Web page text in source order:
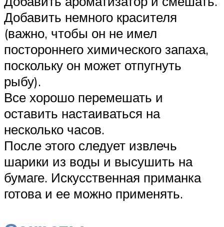
Добавить немного красителя
(важно, чтобы он не имел
постороннего химического запаха,
поскольку он может отпугнуть
рыбу).
Все хорошо перемешать и
оставить настаиваться на
несколько часов.
После этого следует извлечь
шарики из воды и высушить на
бумаге. Искусственная приманка
готова и ее можно применять.